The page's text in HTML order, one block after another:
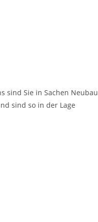
sind Sie in Sachen Neubau
sind so in der Lage